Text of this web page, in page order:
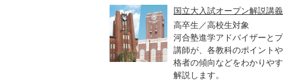
国立大入試オープン解説講義
高卒生／高校生対象
河合塾進学アドバイザーと
講師が、各教科のポイント
格者の傾向などをわかりやす
解説します。